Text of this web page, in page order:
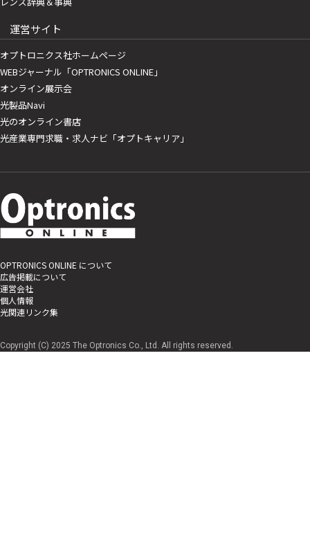
運営サイト
オプトロニクス社ホームページ
WEBジャーナル「OPTRONICS ONLINE」
オンライン展示会
光製品Navi
光のオンライン書店
光産業専門求職・求人ナビ「オプトキャリア」
OPTRONICS ONLINE について
広告掲載について
運営会社
個人情報
光関連リンク集
Copyright (C) 2025 The Optronics Co., Ltd. All rights reserved.